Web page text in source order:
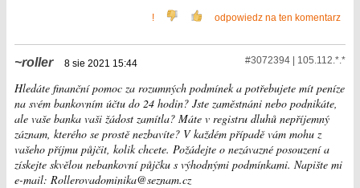
! odpowiedz na ten komentarz
roller #3072394 | 105.112.*.*
8 sie 2021 15:44
Hledáte finanční pomoc za rozumných podmínek a potřebujete mít peníze
na svém bankovním účtu do 24 hodin? Jste zaměstnáni nebo podnikáte,
ale vaše banka vaši žádost zamítla? Máte v registru dluhů nepříjemný
záznam, kterého se prostě nezbavíte? V každém případě vám mohu z
vašeho příjmu půjčit, kolik chcete. Požádejte o nezávazné posouzení a
získejte skvělou nebankovní půjčku s výhodnými podmínkami. Napište mi
e-mail: Rollerovadominika@seznam.cz